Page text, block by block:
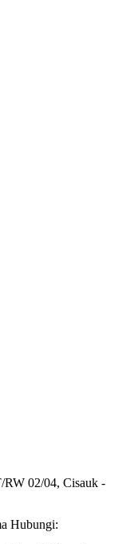
02/04, Cisauk -
Hubungi: